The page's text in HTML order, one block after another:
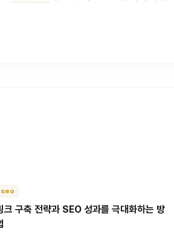
seo
크 구축 전략과 SEO 성과를 극대화하는 방